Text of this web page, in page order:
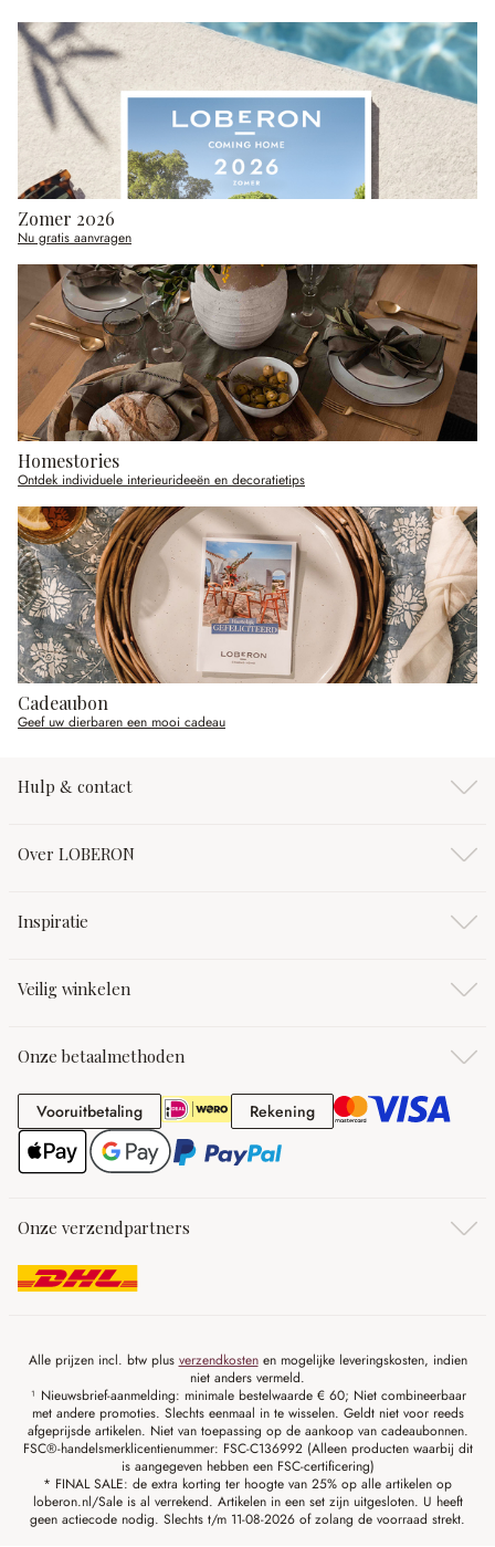
Zomer 2026
Nu gratis aanvragen
Homestories
Ontdek individuele interieurideeën en decoratietips
Cadeaubon
Geef uw dierbaren een mooi cadeau
Hulp & contact
Over LOBERON
Inspiratie
Veilig winkelen
Onze betaalmethoden
VooruitbetalingVooruitbetaling RekeningRekening
Onze verzendpartners
Alle prijzen incl. btw plus verzendkostenen mogelijke leveringskosten, indien
niet anders vermeld.
¹ Nieuwsbrief-aanmelding: minimale bestelwaarde € 60; Niet combineerbaar
met andere promoties. Slechts eenmaal in te wisselen. Geldt niet voor reeds
afgeprijsde artikelen. Niet van toepassing op de aankoop van cadeaubonnen.
FSC®-handelsmerklicentienummer: FSC-C136992 (Alleen producten waarbij dit
is aangegeven hebben een FSC-certificering)
* FINAL SALE: de extra korting ter hoogte van 25% op alle artikelen op
loberon.nl/Sale is al verrekend. Artikelen in een set zijn uitgesloten. U heeft
geen actiecode nodig. Slechts t/m 11-08-2026 of zolang de voorraad strekt.